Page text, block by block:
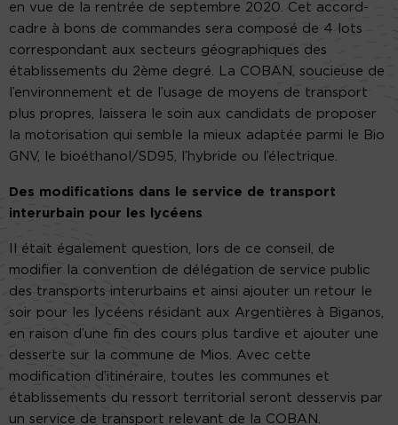
en vue de la rentrée de septembre 2020. Cet accord-
cadre à bons de commandes sera composé de 4 lots
correspondant aux secteurs géographiques des
établissements du 2ème degré. La COBAN, soucieuse de
l’environnement et de l’usage de moyens de transport
plus propres, laissera le soin aux candidats de proposer
la motorisation qui semble la mieux adaptée parmi le Bio
GNV, le bioéthanol/SD95, l’hybride ou l’électrique.
Des modifications dans le service de transport
interurbain pour les lycéens
Il était également question, lors de ce conseil, de
modifier la convention de délégation de service public
des transports interurbains et ainsi ajouter un retour le
soir pour les lycéens résidant aux Argentières à Biganos,
en raison d’une fin des cours plus tardive et ajouter une
desserte sur la commune de Mios. Avec cette
modification d’itinéraire, toutes les communes et
établissements du ressort territorial seront desservis par
un service de transport relevant de la COBAN.